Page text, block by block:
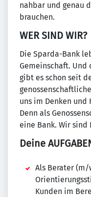
nahbar und genau
brauchen.
WER SIND WIR?
Die Sparda-Bank
Gemeinschaft. Und
gibt es schon seit
uns im Denken und
Denn als
eine Bank. Wir sind
Deine
Als Berater
Kunden im